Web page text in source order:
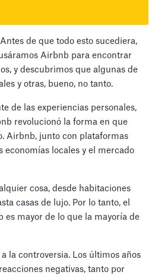
de que todo esto sucediera,
Airbnb para encontrar
y descubrimos que algunas de
y otras, bueno, no tanto.
de las experiencias personales,
revolucionó la forma en que
Airbnb, junto con plataformas
economías locales y el mercado
cosa, desde habitaciones
casas de lujo. Por lo tanto, el
es mayor de lo que la mayoría de
la controversia. Los últimos años
negativas, tanto por